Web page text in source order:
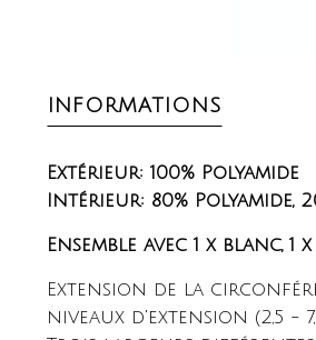
INFORMATIONS
Extérieur: 100% Polyamide
Intérieur: 80% Polyamide,
Ensemble avec 1 x blanc, 1
Extension de la
niveaux d'extension (2,5 -